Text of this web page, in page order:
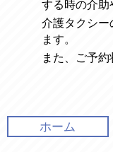
する時の介
介護タクシー
ます。
また、ご予約
ホーム